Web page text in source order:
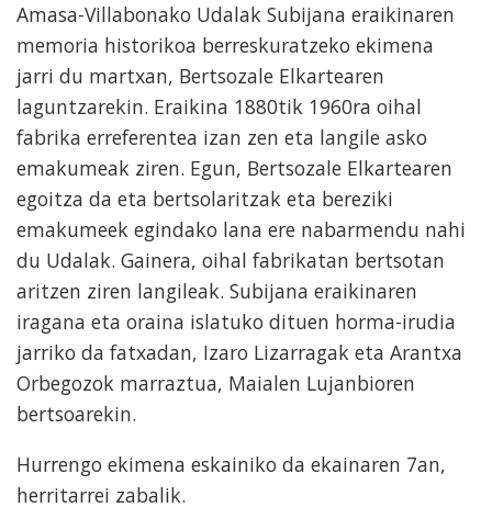
Amasa-Villabonako Udalak Subijana eraikinaren
memoria historikoa berreskuratzeko ekimena
jarri du martxan, Bertsozale Elkartearen
laguntzarekin. Eraikina 1880tik 1960ra oihal
fabrika erreferentea izan zen eta langile asko
emakumeak ziren. Egun, Bertsozale Elkartearen
egoitza da eta bertsolaritzak eta bereziki
emakumeek egindako lana ere nabarmendu nahi
du Udalak. Gainera, oihal fabrikatan bertsotan
aritzen ziren langileak. Subijana eraikinaren
iragana eta oraina islatuko dituen horma-irudia
jarriko da fatxadan, Izaro Lizarragak eta Arantxa
Orbegozok marraztua, Maialen Lujanbioren
bertsoarekin.
Hurrengo ekimena eskainiko da ekainaren 7an,
herritarrei zabalik.